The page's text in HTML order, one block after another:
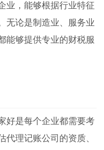
业，能够根据行业特征
无论是制造业、服务业
能够提供专业的财税服
好是每个企业都需要考
代理记账公司的资质、